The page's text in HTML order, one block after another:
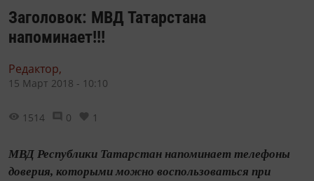
Заголовок: МВД Татарстана
напоминает!!!
Редактор,
15 Март 2018 - 10:10
1514 0 1
МВД Республики Татарстан напоминает телефоны
доверия, которыми можно воспользоваться при